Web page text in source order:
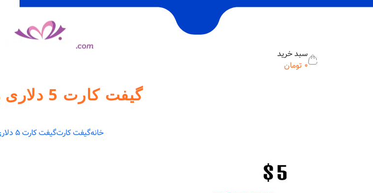
سبد خرید
0 تومان
گیفت کارت 5 دلاری رابلکس
خانهگیفت کارتگیفت کارت 5 دلاری رابلکس